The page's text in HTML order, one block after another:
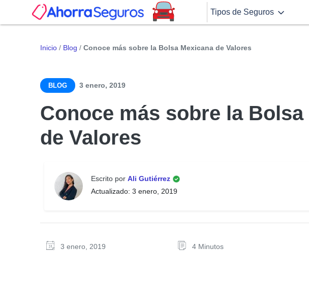
Tipos de Seguros
Inicio / Blog / Conoce más sobre la Bolsa Mexicana de Valores
BLOG 3 enero, 2019
Conoce más sobre la Bolsa
de Valores
Escrito por Ali Gutiérrez
Actualizado: 3 enero, 2019
3 enero, 2019 4 Minutos